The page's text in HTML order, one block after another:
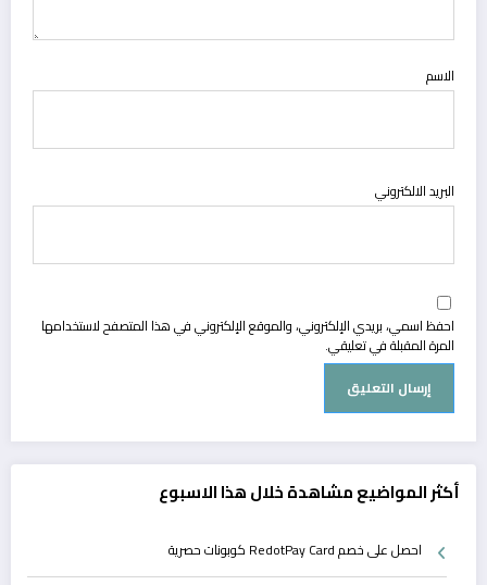
الاسم
البريد الالكتروني
احفظ اسمي، بريدي الإلكتروني، والموقع الإلكتروني في هذا المتصفح لاستخدامها
المرة المقبلة في تعليقي.
أكثر المواضيع مشاهدة خلال هذا الاسبوع
احصل على خصم RedotPay Card كوبونات حصرية